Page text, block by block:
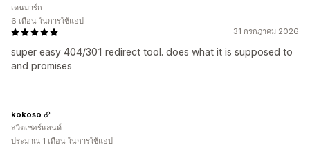
31 กรกฎาคม 2026
super easy 404/301 redirect tool. does what it is supposed to
and promises
เดนมาร์ก
6 เดือน ในการใช้แอป
kokoso
สวิตเซอร์แลนด์
ประมาณ 1 เดือน ในการใช้แอป